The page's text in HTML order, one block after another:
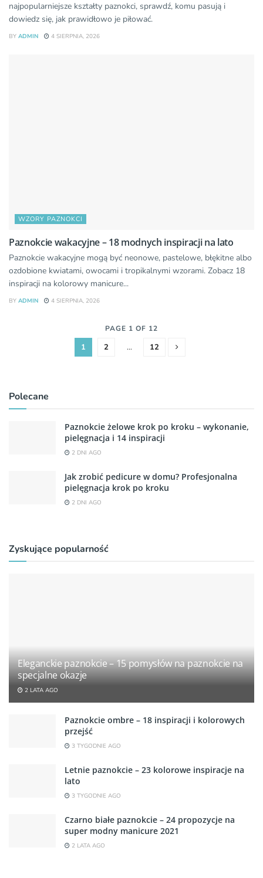
najpopularniejsze kształty paznokci, sprawdź, komu pasują i
dowiedz się, jak prawidłowo je piłować.
BY ADMIN 4 SIERPNIA, 2026
WZORY PAZNOKCI
Paznokcie wakacyjne – 18 modnych inspiracji na lato
Paznokcie wakacyjne mogą być neonowe, pastelowe, błękitne albo
ozdobione kwiatami, owocami i tropikalnymi wzorami. Zobacz 18
inspiracji na kolorowy manicure...
BY ADMIN 4 SIERPNIA, 2026
PAGE 1 OF 12
1 2 … 12
Polecane
Paznokcie żelowe krok po kroku – wykonanie,
pielęgnacja i 14 inspiracji
2 DNI AGO
Jak zrobić pedicure w domu? Profesjonalna
pielęgnacja krok po kroku
2 DNI AGO
Zyskujące popularność
Eleganckie paznokcie – 15 pomysłów na paznokcie na
specjalne okazje
2 LATA AGO
Paznokcie ombre – 18 inspiracji i kolorowych
przejść
3 TYGODNIE AGO
Letnie paznokcie – 23 kolorowe inspiracje na
lato
3 TYGODNIE AGO
Czarno białe paznokcie – 24 propozycje na
super modny manicure 2021
2 LATA AGO